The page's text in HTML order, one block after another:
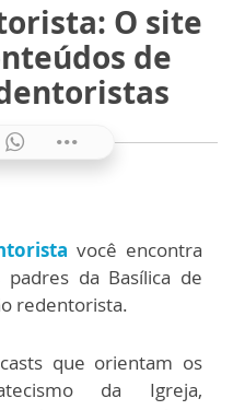
O site
de
você encontra
padres da Basílica de
redentorista.
que orientam os
da Igreja,